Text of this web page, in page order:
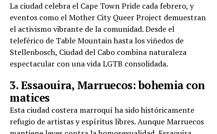
La ciudad celebra el Cape Town Pride cada febrero, y
eventos como el Mother City Queer Project demuestran
el activismo vibrante de la comunidad. Desde el
teleférico de Table Mountain hasta los viñedos de
Stellenbosch, Ciudad del Cabo combina naturaleza
espectacular con una vida LGTB consolidada.
3. Essaouira, Marruecos: bohemia con
matices
Esta ciudad costera marroquí ha sido históricamente
refugio de artistas y espíritus libres. Aunque Marruecos